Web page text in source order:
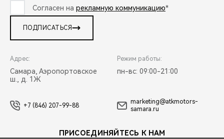
Согласен на рекламную коммуникацию*
ПОДПИСАТЬСЯ
Адрес:
Самара, Аэропортовское
ш., д. 1Ж
Режим работы:
пн-вс: 09:00-21:00
+7 (846) 207-99-88
marketing@atkmotors-
samara.ru
ПРИСОЕДИНЯЙТЕСЬ К НАМ